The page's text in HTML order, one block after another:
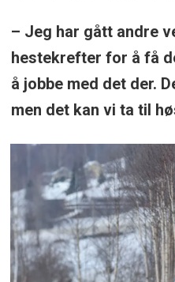
– Jeg har gått andre
hestekrefter for å få
å jobbe med det der.
men det kan vi ta til